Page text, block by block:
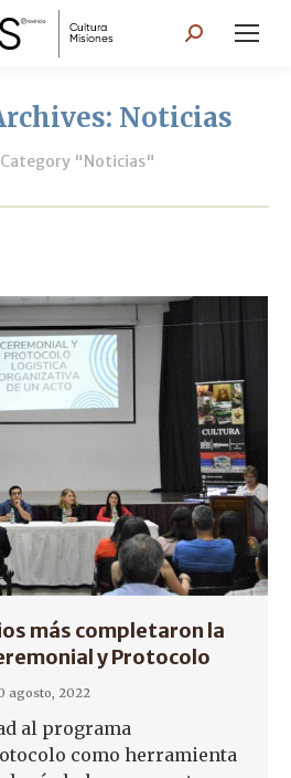
Search:
Noticias
Category "Noticias"
más completaron la
y Protocolo
agosto, 2022
al programa
como herramienta